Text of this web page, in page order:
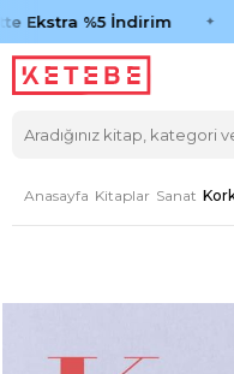
Ekstra %5 İndirim
Anasayfa Kitaplar Sanat